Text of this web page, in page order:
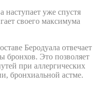
наступает уже спустя
своего максимума
Беродуала отвечает
бронхов. Это позволяет
при аллергических
бронхиальной астме.